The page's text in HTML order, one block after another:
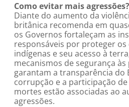
Como evitar mais agressões?
Diante do aumento da
britânica recomenda em
os Governos fortaleçam as
responsáveis por proteger
indígenas e seu acesso à
mecanismos de segurança
garantam a transparência do
corrupção e a participação
mortes estão associadas ao
agressões.